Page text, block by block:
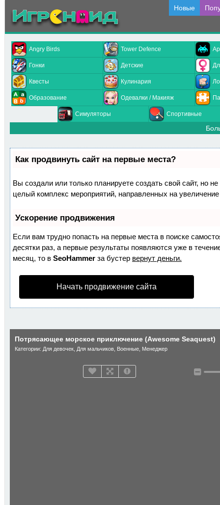
Новые
Angry Birds Tower Defence
Гонки Детские
Квесты Кулинария
Образование Одевалки / Макияж
Симуляторы Спортивные
Как продвинуть сайт на первые места?
Вы создали или только планируете создать свой сайт, но
целый комплекс мероприятий, направленных на
Ускорение продвижения
Если вам трудно попасть на первые места в поиске
десятки раз, а первые результаты появляются уже в
месяц, то в SeoHammer за бустер вернут деньги.
Начать продвижение сайта
Потрясающее морское приключение (Awesome Seaquest)
Категории: Для девочек Для мальчиков Военные Менеджер